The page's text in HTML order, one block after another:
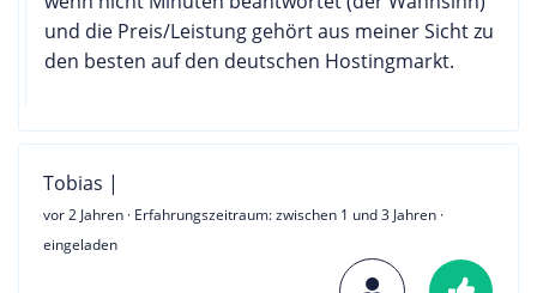
und die Preis/Leistung gehört aus meiner Sicht zu
den besten auf den deutschen Hostingmarkt.
Tobias |
vor 2 Jahren · Erfahrungszeitraum: zwischen 1 und 3 Jahren ·
eingeladen